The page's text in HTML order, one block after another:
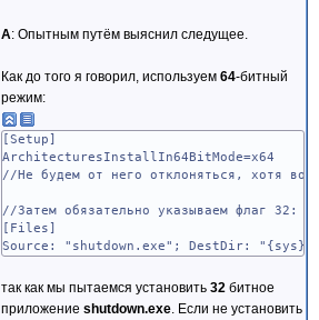
A: Опытным путём выяснил следущее.
Как до того я говорил, используем 64-битный
режим:
[Setup]
ArchitecturesInstallIn64BitMode=x64
//Не будем от него отклоняться, хотя
//Затем обязательно указываем флаг 32:
[Files]
Source: "shutdown.exe"; DestDir:
так как мы пытаемся установить 32 битное
приложение shutdown.exe . Если не установить